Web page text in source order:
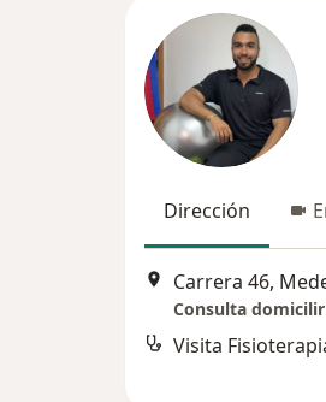
Dirección
Carrera 46,
Consulta
Visita